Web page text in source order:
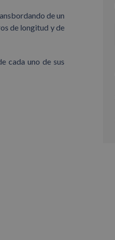
de un
de longitud y de
cada uno de sus